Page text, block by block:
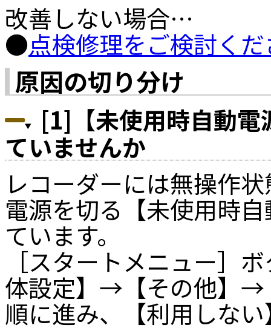
改善しない場合…
●点検修理をご検討く
原因の切り分け
[1]【未使用時自動電
ていませんか
レコーダーには無操作
電源を切る【未使用時
ています。
［スタートメニュー
体設定】→【その他】→
順に進み、【利用しな